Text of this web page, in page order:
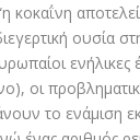
κοκαΐνη
ουσία
οι
το ενάμιση